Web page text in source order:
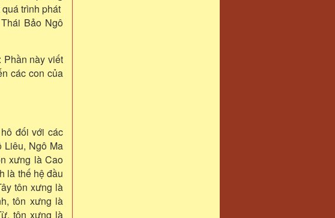
trình phát
Bảo Ngô
này viết
các con của
đối với các
Liêu, Ngô Ma
xưng là Cao
là thế hệ đầu
tôn xưng là
tôn xưng là
tôn xưng là